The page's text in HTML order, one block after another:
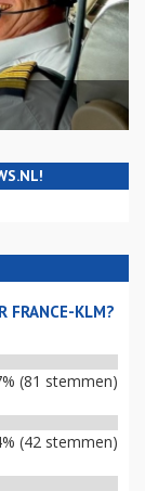
FRANCE-KLM?
(81 stemmen)
(42 stemmen)